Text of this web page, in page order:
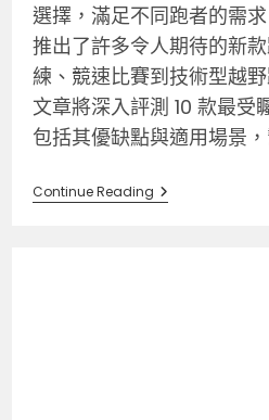
選擇，滿足不同跑者的需
推出了許多令人期待的新
練、競速比賽到技術型越
文章將深入評測 10 款最受
包括其優缺點與適用場景，
Continue Reading